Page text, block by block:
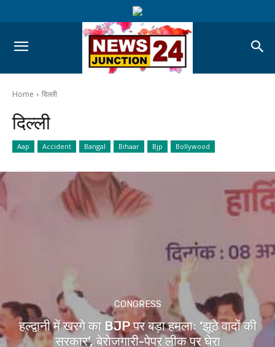
Home दिल्ली
दिल्ली
Aap Accident Bangal Bihaar Bjp Bollywood
CONGRESS
हल्द्वानी में खरगे का BJP पर बड़ा हमलाः ‘झूठे वादों की
सरकार’, बेरोजगारी-पेपर लीक पर घेरा